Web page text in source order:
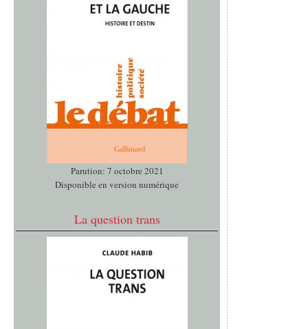
Parution: 7 octobre 2021
Disponible en version numérique
La question trans